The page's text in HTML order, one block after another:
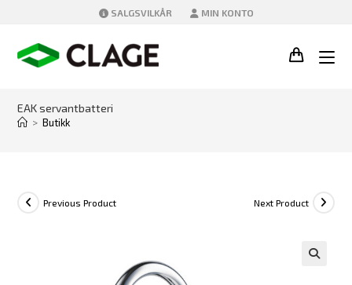
SALGSVILKÅR MIN KONTO
EAK servantbatteri
> Butikk
Previous Product Next Product